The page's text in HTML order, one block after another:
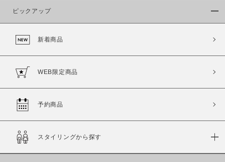
カラー
ピックアップ
新着商品
WEB限定商品
予約商品
スタイリングから探す